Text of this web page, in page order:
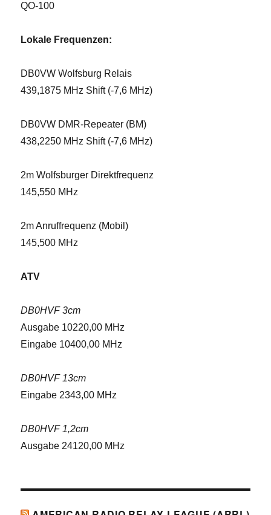
QO-100
Lokale Frequenzen:
DB0VW Wolfsburg Relais
439,1875 MHz Shift (-7,6 MHz)
DB0VW DMR-Repeater (BM)
438,2250 MHz Shift (-7,6 MHz)
2m Wolfsburger Direktfrequenz
145,550 MHz
2m Anruffrequenz (Mobil)
145,500 MHz
ATV
DB0HVF 3cm
Ausgabe 10220,00 MHz
Eingabe 10400,00 MHz
DB0HVF 13cm
Eingabe 2343,00 MHz
DB0HVF 1,2cm
Ausgabe 24120,00 MHz